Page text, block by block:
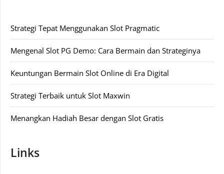
Strategi Tepat Menggunakan Slot Pragmatic
Mengenal Slot PG Demo: Cara Bermain dan Strateginya
Keuntungan Bermain Slot Online di Era Digital
Strategi Terbaik untuk Slot Maxwin
Menangkan Hadiah Besar dengan Slot Gratis
Links